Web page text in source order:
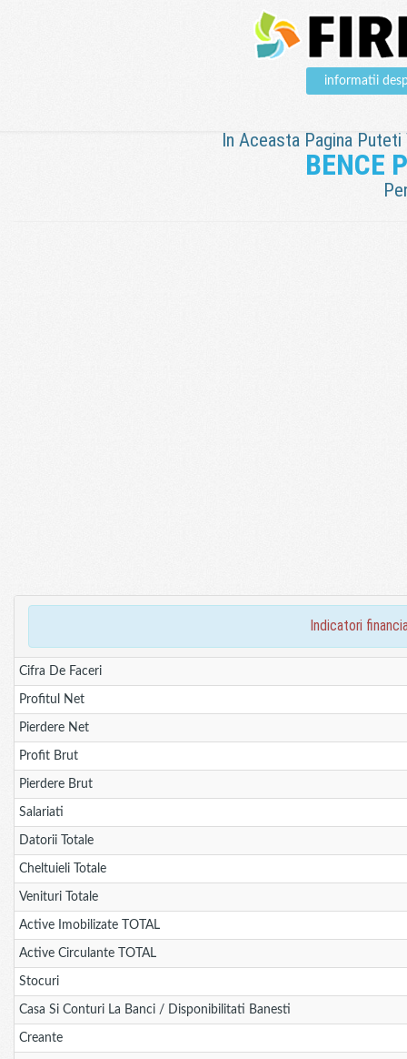
informatii
In Aceasta Pagina
BENCE
indicatori
Cifra De Faceri
Profitul Net
Pierdere Net
Profit Brut
Pierdere Brut
Salariati
Datorii Totale
Cheltuieli Totale
Venituri Totale
Active Imobilizate TOTAL
Active Circulante TOTAL
Stocuri
Casa Si Conturi La Banci / Disponibilitati Banesti
Creante